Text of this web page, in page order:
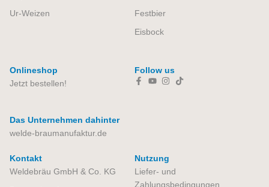
Ur-Weizen
Festbier
Eisbock
Onlineshop
Jetzt bestellen!
Follow us
Das Unternehmen dahinter
welde-braumanufaktur.de
Kontakt
Weldebräu GmbH & Co. KG
Nutzung
Liefer- und
Zahlungsbedingungen